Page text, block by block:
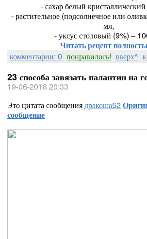
- сахар белый
- растительное (подсолнечное или
мл,
- уксус столовый (9%) –
Читать рецепт
комментарии: 0 понравилось! вверх^
23 способа завязать палантин на
19-06-2018 20:33
Это цитата сообщениядракоша52
сообщение